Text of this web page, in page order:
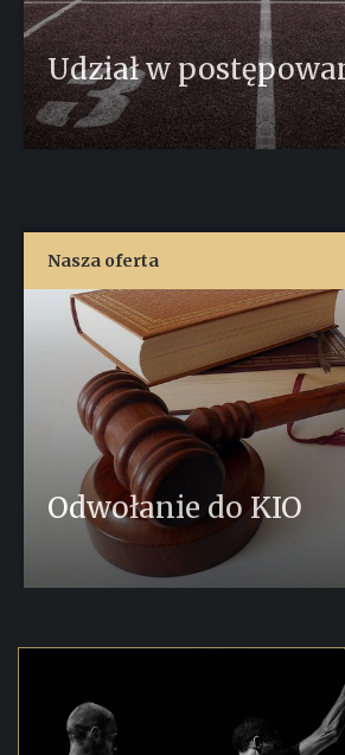
Udział w
Nasza oferta
Odwołanie do KIO